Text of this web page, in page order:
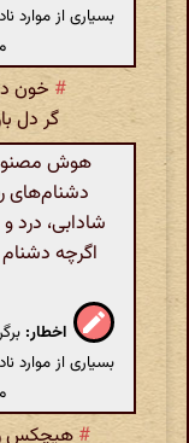
بسیاری از موارد
# خون
گر دل
هوش
دشنام‌های
شادابی، درد
اگرچه
اخطار:
بسیاری از موارد
# هیچکس